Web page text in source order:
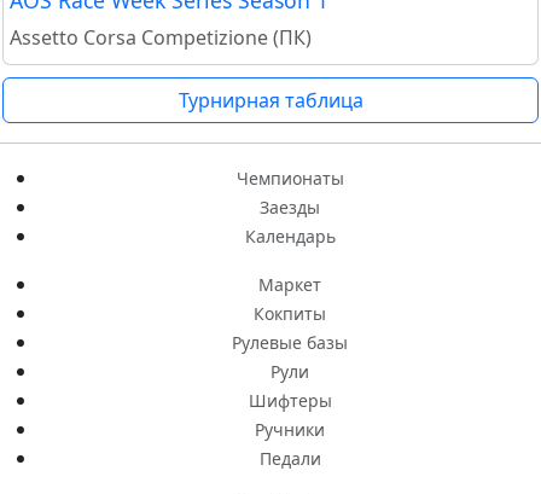
Assetto Corsa Competizione (ПК)
Турнирная таблица
Чемпионаты
Заезды
Календарь
Маркет
Кокпиты
Рулевые базы
Рули
Шифтеры
Ручники
Педали